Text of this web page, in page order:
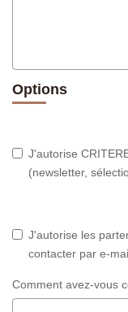
Options
J'autorise
(newsletter,
J'autorise les
contacter par e-
Comment avez-vous